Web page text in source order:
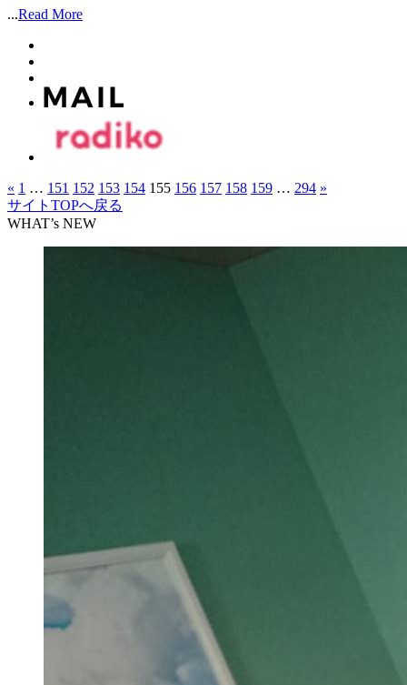
...Read More
« 1 … 151 152 153 154 155 156 157 158 159 … 294 »
サイトTOPへ戻る
WHAT’s NEW